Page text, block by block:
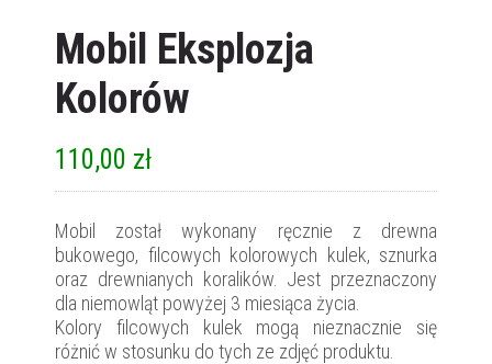
Mobil Eksplozja
Kolorów
110,00 zł
Mobil został wykonany ręcznie z drewna
bukowego, filcowych kolorowych kulek, sznurka
oraz drewnianych koralików. Jest przeznaczony
dla niemowląt powyżej 3 miesiąca życia.
Kolory filcowych kulek mogą nieznacznie się
różnić w stosunku do tych ze zdjęć produktu.